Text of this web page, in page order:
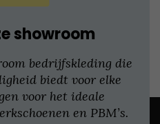
showroom
bedrijfskleding die
biedt voor elke
voor het ideale
en PBM’s.